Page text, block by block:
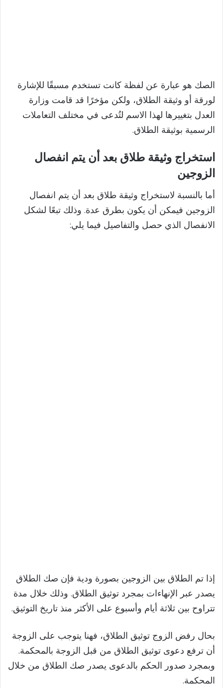
الصك هو عبارة عن لفظة كانت تستخدم مسبقًا للإشارة
لورقة أو وثيقة الطلاق، ولكن مؤخرًا قد قامت وزارة
العدل بتغييرها لهذا الاسم لتُدعى في مختلف التعاملات
الرسمية بوثيقة الطلاق.
استخراج وثيقة طلاق بعد أن يتم انفصال
الزوجين
أما بالنسبة لاستخراج وثيقة طلاق بعد أن يتم انفصال
الزوجين فيمكن أن يكون بطرق عدة. وذلك تبعًا لشكل
الانفصال الذي حصل والتفاصيل فيما يلي:
إذا تم الطلاق بين الزوجين بصورة ودية فإن صك الطلاق
يصدر عبر الإنهاءات بمجرد توثيق الطلاق. وذلك خلال مدة
تتراوح بين ثلاثة أيام وأسبوع على الأكثر منذ تاريخ التوثيق.
بحال رفض الزوج توثيق الطلاق، فهنا يتوجب على الزوجة
أن ترفع دعوى توثيق الطلاق من قبل الزوجة بالمحكمة.
وبمجرد صدور الحكم بالدعوى يصدر صك الطلاق من خلال
المحكمة.